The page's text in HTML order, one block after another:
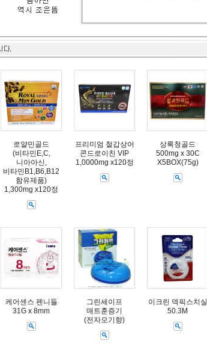
로얄민골드
(비타민E,C,
니아아신,
비타민B1,B6,B12
함유제품)
1,300mg x120정
프리미엄 철갑상어
콘드로이친 VIP
1,0000mg x120정
상록청골드
500mg x 30C
X5BOX(75g)
케어센스 펜니들
31G x 8mm
그린세이프
매트훈증기
(전자모기향)
이크린 덱픽스치실
50.3M